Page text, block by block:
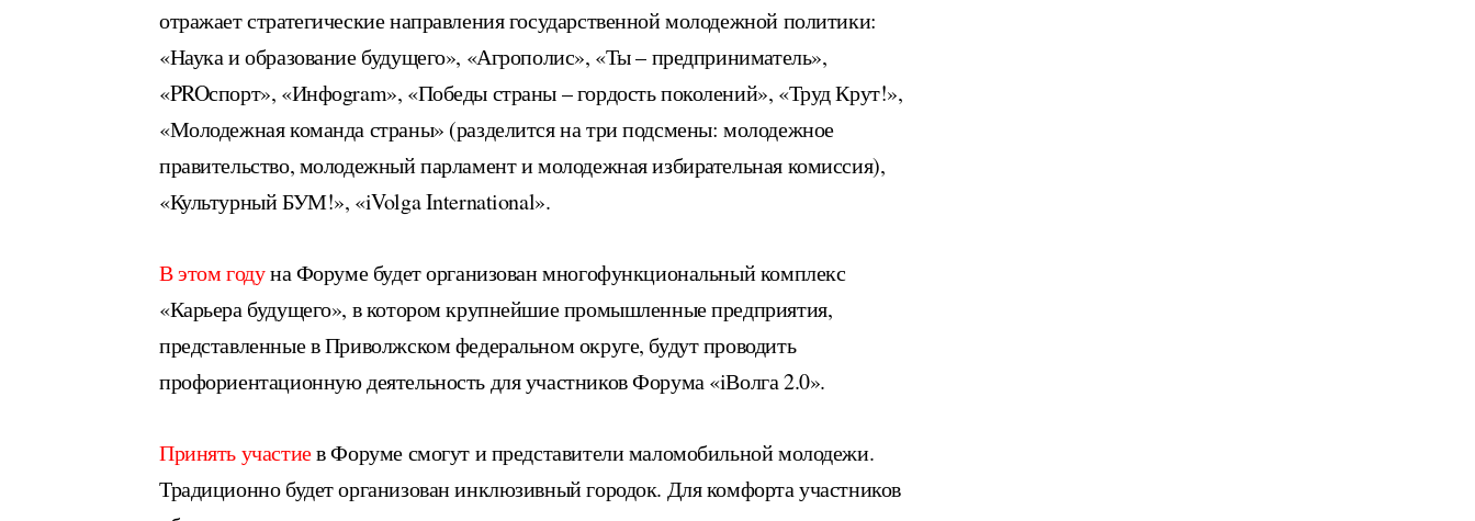
отражает стратегические направления государственной молодежной политики:
«Наука и образование будущего», «Агрополис», «Ты – предприниматель»,
«PROспорт», «Инфоgram», «Победы страны – гордость поколений», «Труд Крут!»,
«Молодежная команда страны» (разделится на три подсмены: молодежное
правительство, молодежный парламент и молодежная избирательная комиссия),
«Культурный БУМ!», «iVolga International».
В этом годуна Форуме будет организован многофункциональный комплекс
«Карьера будущего», в котором крупнейшие промышленные предприятия,
представленные в Приволжском федеральном округе, будут проводить
профориентационную деятельность для участников Форума «iВолга 2.0».
Принять участиев Форуме смогут и представители маломобильной молодежи.
Традиционно будет организован инклюзивный городок. Для комфорта участников